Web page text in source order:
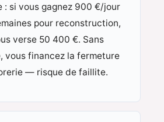
: si vous gagnez 900 €/jour
pour reconstruction,
verse 50 400 €. Sans
vous financez la fermeture
— risque de faillite.